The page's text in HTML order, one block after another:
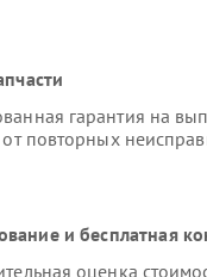
гарантия на
повторных
и бесплатная
оценка